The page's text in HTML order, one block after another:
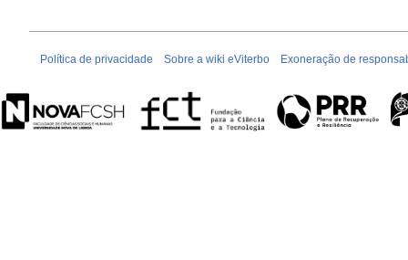
Política de privacidade Sobre a wiki eViterbo Exoneração de